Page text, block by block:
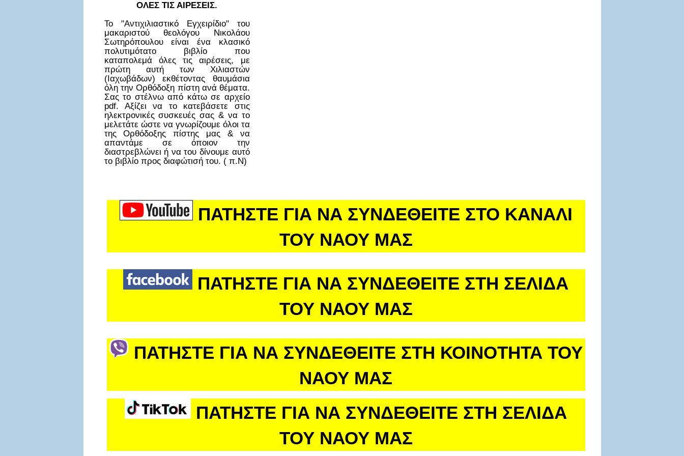
ΟΛΕΣ ΤΙΣ ΑΙΡΕΣΕΙΣ.
Το "Αντιχιλιαστικό Εγχειρίδιο" του
μακαριστού θεολόγου Νικολάου
Σωτηρόπουλου είναι ένα κλασικό
πολυτιμότατο βιβλίο που
καταπολεμά όλες τις αιρέσεις, με
πρώτη αυτή των Χιλιαστών
(Ιαχωβάδων) εκθέτοντας θαυμάσια
όλη την Ορθόδοξη πίστη ανά θέματα.
Σας το στέλνω από κάτω σε αρχείο
pdf. Αξίζει να το κατεβάσετε στις
ηλεκτρονικές συσκευές σας & να το
μελετάτε ώστε να γνωρίζουμε όλοι τα
της Ορθόδοξης πίστης μας & να
απαντάμε σε όποιον την
διαστρεβλώνει ή να του δίνουμε αυτό
το βιβλίο προς διαφώτισή του. ( π.Ν)
ΠΑΤΗΣΤΕ ΓΙΑ ΝΑ ΣΥΝΔΕΘΕΙΤΕ ΣΤΟ ΚΑΝΑΛΙ
ΤΟΥ ΝΑΟΥ ΜΑΣ
ΠΑΤΗΣΤΕ ΓΙΑ ΝΑ ΣΥΝΔΕΘΕΙΤΕ ΣΤΗ ΣΕΛΙΔΑ
ΤΟΥ ΝΑΟΥ ΜΑΣ
ΠΑΤΗΣΤΕ ΓΙΑ ΝΑ ΣΥΝΔΕΘΕΙΤΕ ΣΤΗ ΚΟΙΝΟΤΗΤΑ ΤΟΥ
ΝΑΟΥ ΜΑΣ
ΠΑΤΗΣΤΕ ΓΙΑ ΝΑ ΣΥΝΔΕΘΕΙΤΕ ΣΤΗ ΣΕΛΙΔΑ
ΤΟΥ ΝΑΟΥ ΜΑΣ